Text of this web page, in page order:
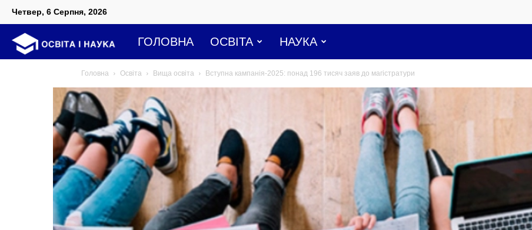
Четвер, 6 Серпня, 2026
Освіта
і
наука
ГОЛОВНА ОСВІТА НАУКА
Головна Освіта Вища освіта Вступна кампанія-2025: понад 196 тисяч заяв до магістратури